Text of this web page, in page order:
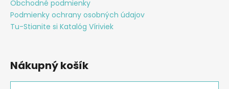
Obchodné podmienky
Podmienky ochrany osobných údajov
Tu-Stianite si Katalóg Víriviek
Nákupný košík